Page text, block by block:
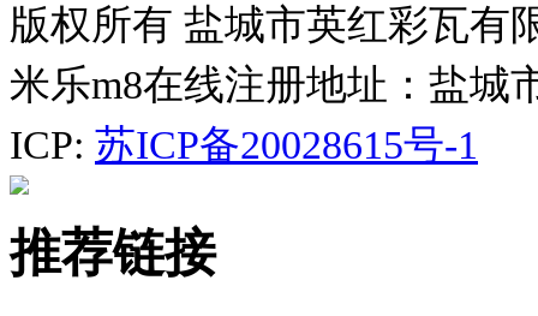
版权所有 盐城市英红彩瓦有
米乐m8在线注册地址：盐城
ICP: 苏ICP备20028615号-1
推荐链接